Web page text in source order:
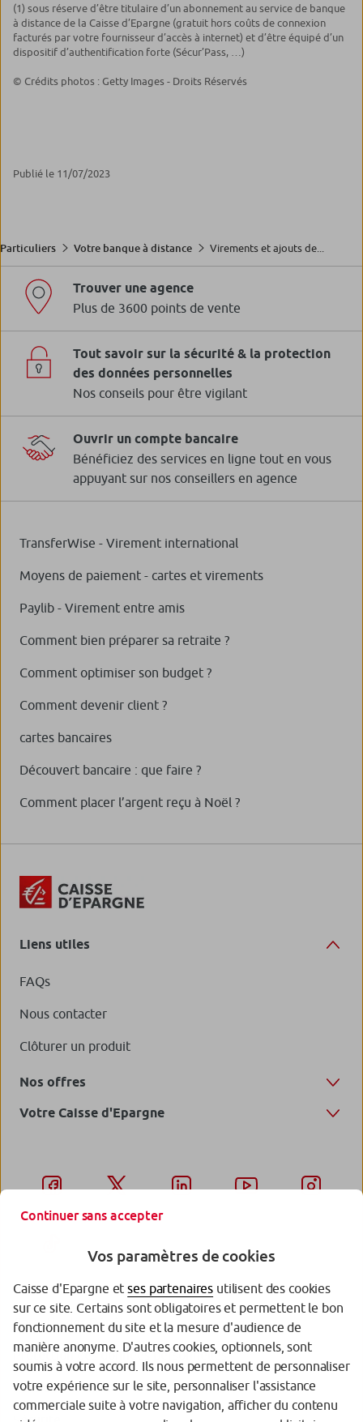
(1) sous réserve d’être titulaire d’un abonnement au service de banque
à distance de la Caisse d’Epargne (gratuit hors coûts de connexion
facturés par votre fournisseur d’accès à internet) et d’être équipé d’un
dispositif d’authentification forte (Sécur’Pass, …)
© Crédits photos : Getty Images - Droits Réservés
Publié le 11/07/2023
Particuliers Votre banque à distance Virements et ajouts de...
Trouver une agence
Plus de 3600 points de vente
Tout savoir sur la sécurité & la protection
des données personnelles
Nos conseils pour être vigilant
Ouvrir un compte bancaire
Bénéficiez des services en ligne tout en vous
appuyant sur nos conseillers en agence
TransferWise - Virement international
Moyens de paiement - cartes et virements
Paylib - Virement entre amis
Comment bien préparer sa retraite ?
Comment optimiser son budget ?
Comment devenir client ?
cartes bancaires
Découvert bancaire : que faire ?
Comment placer l’argent reçu à Noël ?
Liens utiles
FAQs
Nous contacter
Clôturer un produit
Nos offres
Votre Caisse d'Epargne
Garantie des Dépôts
Protection des données personnelles
Politique cookies
Continuer sans accepter
Vos paramètres de cookies
Caisse d'Epargne etses partenaires utilisent des cookies
sur ce site. Certains sont obligatoires et permettent le bon
fonctionnement du site et la mesure d'audience de
manière anonyme. D'autres cookies, optionnels, sont
soumis à votre accord. Ils nous permettent de personnaliser
votre expérience sur le site, personnaliser l'assistance
commerciale suite à votre navigation, afficher du contenu